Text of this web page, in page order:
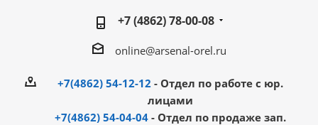
+7 (4862) 78-00-08
online@arsenal-orel.ru
+7(4862) 54-12-12 - Отдел по работе с юр.
лицами
+7(4862) 54-04-04 - Отдел по продаже зап.